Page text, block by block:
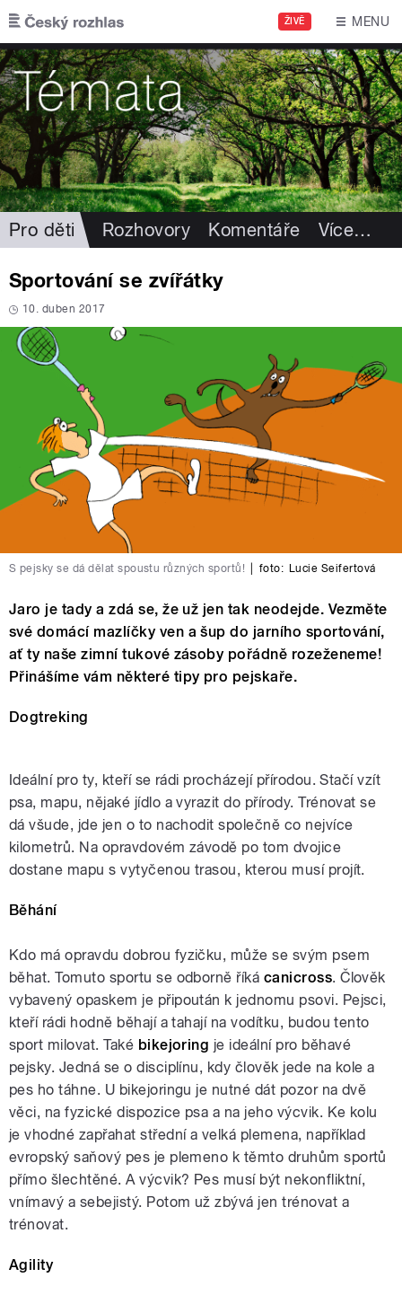
Přejít k hlavnímu obsahu
ŽIVĚ MENU
Pro děti Rozhovory Komentáře Více…
Sportování se zvířátky
10. duben 2017
S pejsky se dá dělat spoustu různých sportů! foto: Lucie Seifertová
Jaro je tady a zdá se, že už jen tak neodejde. Vezměte
své domácí mazlíčky ven a šup do jarního sportování,
ať ty naše zimní tukové zásoby pořádně rozeženeme!
Přinášíme vám některé tipy pro pejskaře.
Dogtreking
Ideální pro ty, kteří se rádi procházejí přírodou. Stačí vzít
psa, mapu, nějaké jídlo a vyrazit do přírody. Trénovat se
dá všude, jde jen o to nachodit společně co nejvíce
kilometrů. Na opravdovém závodě po tom dvojice
dostane mapu s vytyčenou trasou, kterou musí projít.
Běhání
Kdo má opravdu dobrou fyzičku, může se svým psem
běhat. Tomuto sportu se odborně říká canicross. Člověk
vybavený opaskem je připoután k jednomu psovi. Pejsci,
kteří rádi hodně běhají a tahají na vodítku, budou tento
sport milovat. Také bikejoring je ideální pro běhavé
pejsky. Jedná se o disciplínu, kdy člověk jede na kole a
pes ho táhne. U bikejoringu je nutné dát pozor na dvě
věci, na fyzické dispozice psa a na jeho výcvik. Ke kolu
je vhodné zapřahat střední a velká plemena, například
evropský saňový pes je plemeno k těmto druhům sportů
přímo šlechtěné. A výcvik? Pes musí být nekonfliktní,
vnímavý a sebejistý. Potom už zbývá jen trénovat a
trénovat.
Agility